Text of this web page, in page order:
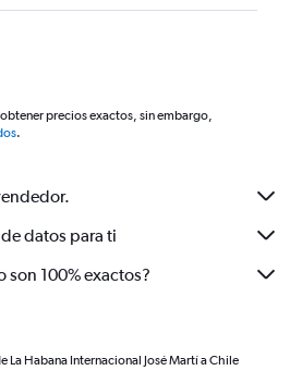
precios exactos, sin embargo,
.
datos para ti
son 100% exactos?
La Habana Internacional José Martí a Chile